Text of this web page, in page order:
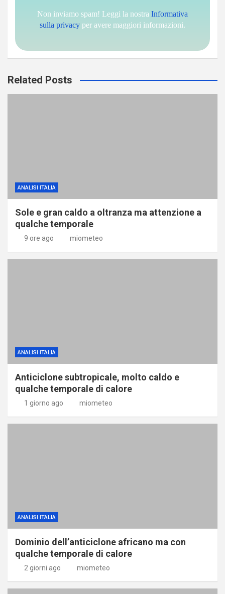
Non inviamo spam! Leggi la nostra Informativa
sulla privacy per avere maggiori informazioni.
Related Posts
ANALISI ITALIA
Sole e gran caldo a oltranza ma attenzione a
qualche temporale
9 ore ago miometeo
ANALISI ITALIA
Anticiclone subtropicale, molto caldo e
qualche temporale di calore
1 giorno ago miometeo
ANALISI ITALIA
Dominio dell’anticiclone africano ma con
qualche temporale di calore
2 giorni ago miometeo